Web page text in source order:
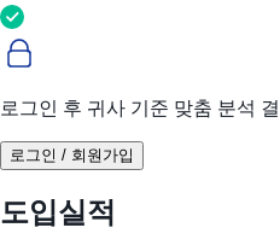
로그인 후 귀사 기준 맞춤 분석
로그인 / 회원가입
도입실적